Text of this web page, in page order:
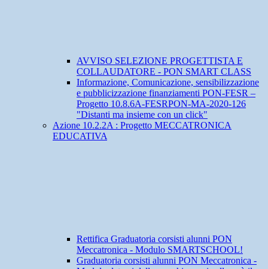
AVVISO SELEZIONE PROGETTISTA E
COLLAUDATORE - PON SMART CLASS
Informazione, Comunicazione, sensibilizzazione
e pubblicizzazione finanziamenti PON-FESR –
Progetto 10.8.6A-FESRPON-MA-2020-126
"Distanti ma insieme con un click"
Azione 10.2.2A : Progetto MECCATRONICA
EDUCATIVA
Rettifica Graduatoria corsisti alunni PON
Meccatronica - Modulo SMARTSCHOOL!
Graduatoria corsisti alunni PON Meccatronica -